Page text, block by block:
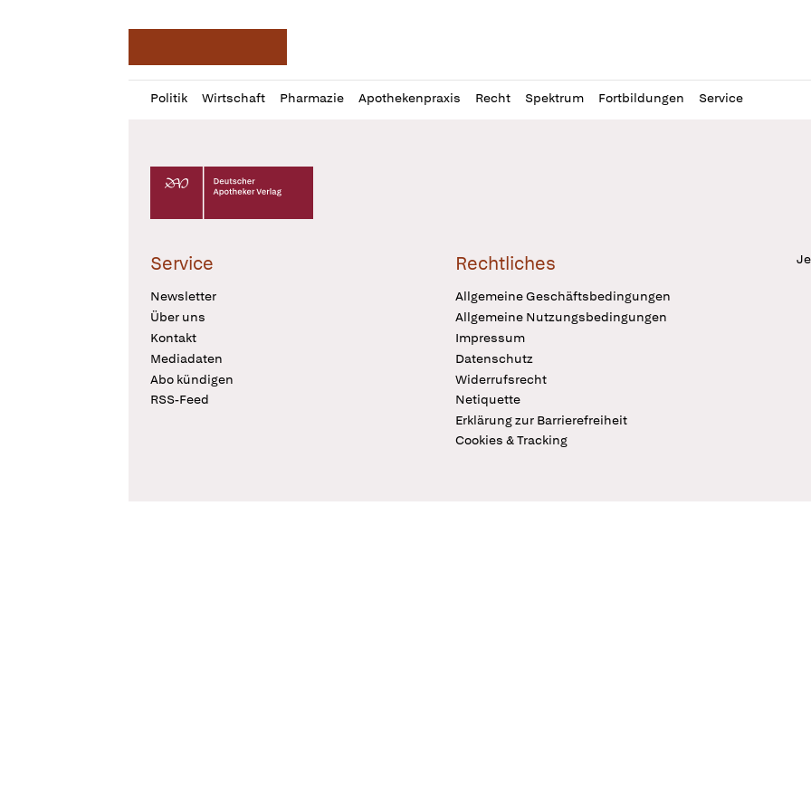
Politik Wirtschaft Pharmazie Apothekenpraxis Recht Spektrum Fortbildungen Service
Profil
öffnen
Daz
Pur
Deutscher Apotheker Verlag Logo
Service
Newsletter
Über uns
Kontakt
Mediadaten
Abo kündigen
RSS-Feed
Rechtliches
Allgemeine Geschäftsbedingungen
Allgemeine Nutzungsbedingungen
Impressum
Datenschutz
Widerrufsrecht
Netiquette
Erklärung zur Barrierefreiheit
Cookies & Tracking